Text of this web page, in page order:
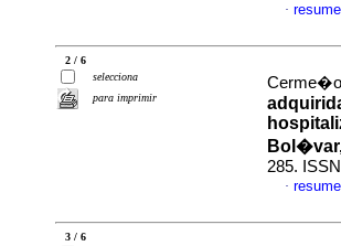
·
2 / 6
selecciona
para imprimir
285.
·
3 / 6